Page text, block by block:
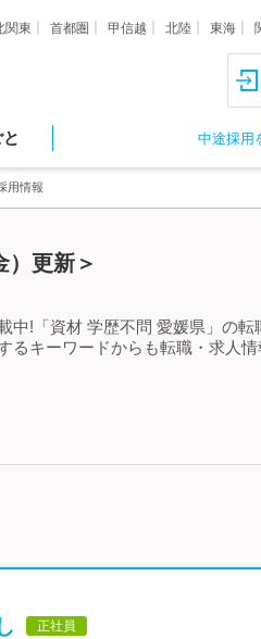
関東 首都圏 甲信越 北陸 東海
中途採用
用情報
）更新＞
中!「資材 学歴不問 愛媛県」の転
るキーワードからも転職・求人
正社員